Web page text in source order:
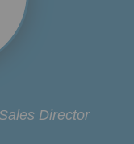
Director